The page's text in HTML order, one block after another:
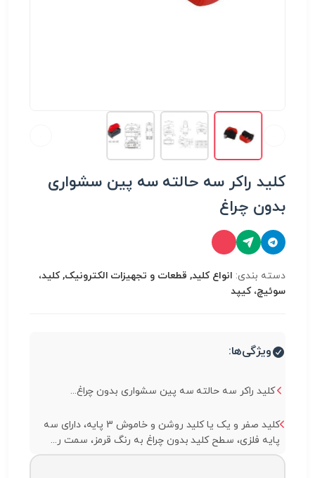
کلید راکر سه حالته سه پین سشواری
بدون چراغ
دسته بندی: انواع کلید, قطعات و تجهیزات الکترونیک, کلید،
سوئیچ، کیپد
ویژگی‌ها:
کلید راکر سه حالته سه پین سشواری بدون چراغ...
کلید صفر و یک یا کلید روشن و خاموش 3 پایه، دارای سه
پایه فلزی، سطح کلید بدون چراغ به رنگ قرمز، سمت ر...